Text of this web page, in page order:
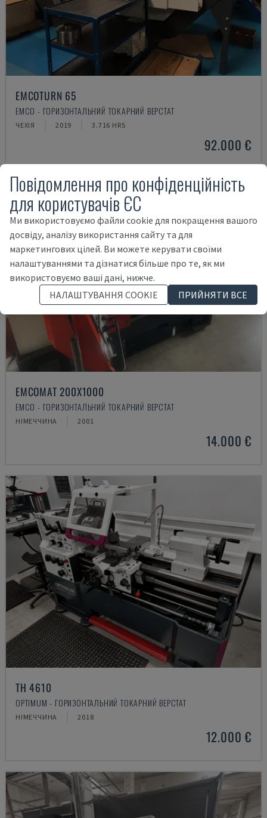
EMCOTURN 65
EMCO - ГОРИЗОНТАЛЬНИЙ ТОКАРНИЙ ВЕРСТАТ
ЧЕХІЯ 2019 3.716 HRS
92.000 €
EMCOMAT 200X1000
EMCO - ГОРИЗОНТАЛЬНИЙ ТОКАРНИЙ ВЕРСТАТ
НІМЕЧЧИНА 2001
14.000 €
TH 4610
OPTIMUM - ГОРИЗОНТАЛЬНИЙ ТОКАРНИЙ ВЕРСТАТ
НІМЕЧЧИНА 2018
12.000 €
Повідомлення про конфіденційність
для користувачів ЄС
Ми використовуємо файли cookie для покращення вашого
досвіду, аналізу використання сайту та для
маркетингових цілей. Ви можете керувати своїми
налаштуваннями та дізнатися більше про те, як ми
використовуємо ваші дані, нижче.
НАЛАШТУВАННЯ COOKIE
ПРИЙНЯТИ ВСЕ